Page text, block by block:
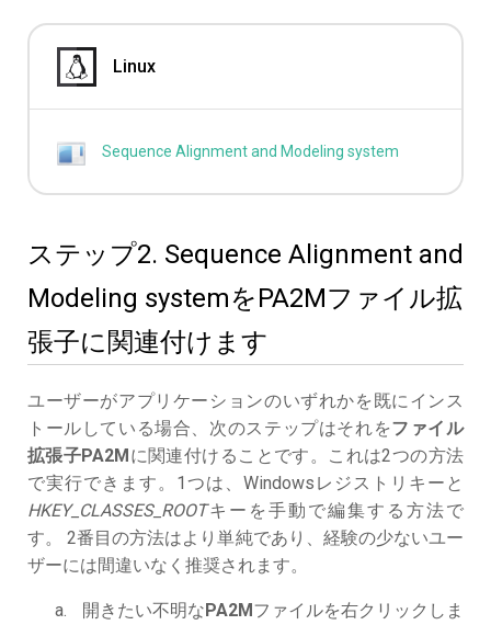
Linux
Sequence Alignment and Modeling system
ステップ2. Sequence Alignment and
Modeling systemをPA2Mファイル拡
張子に関連付けます
ユーザーがアプリケーションのいずれかを既にインス
トールしている場合、次のステップはそれをファイル
拡張子PA2Mに関連付けることです。これは2つの方法
で実行できます。1つは、Windowsレジストリキーと
HKEY_CLASSES_ROOTキーを手動で編集する方法で
す。 2番目の方法はより単純であり、経験の少ないユー
ザーには間違いなく推奨されます。
開きたい不明なPA2Mファイルを右クリックしま